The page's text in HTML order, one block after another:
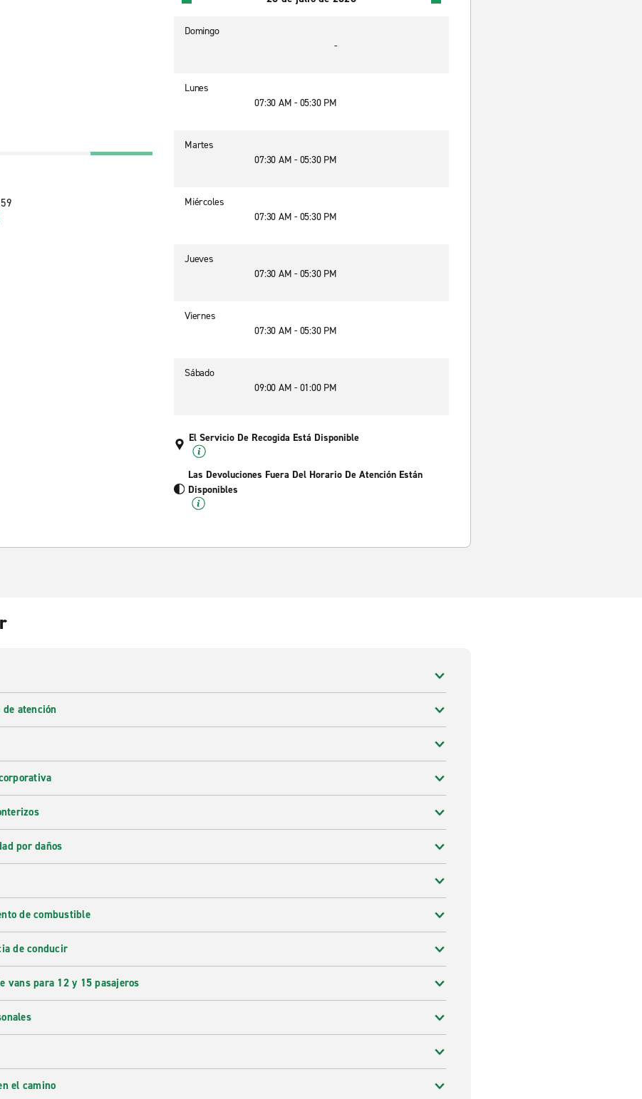
Domingo
-
Lunes
07:30 AM - 05:30 PM
Martes
07:30 AM - 05:30 PM
Miércoles
07:30 AM - 05:30 PM
Jueves
07:30 AM - 05:30 PM
Viernes
07:30 AM - 05:30 PM
Sábado
09:00 AM - 01:00 PM
El Servicio De Recogida Está Disponible
Las Devoluciones Fuera Del Horario De Atención Están
Disponibles
atención
por daños
de combustible
de conducir
vans para 12 y 15 pasajeros
el camino